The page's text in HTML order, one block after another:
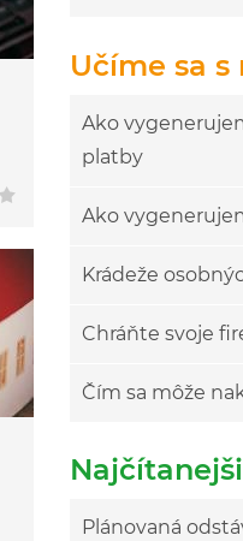
Učíme sa s
Ako
platby
Ako
Krádeže
Chráňte svoje
Čím sa môže
Plánovaná